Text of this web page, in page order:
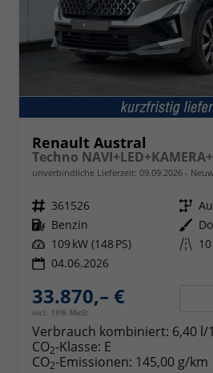
Renault Austral
unverbindliche Lieferzeit: 09.09.2026
Fahrzeugnr. 361526 Getriebe
Kraftstoff Benzin Außenfarbe
Leistung 109 kW (148 PS) Kilometerstand
04.06.2026
33.870,– €
incl. 19% MwSt.
Verbrauch kombiniert: 6,40 l/
CO2-Klasse: E
CO2-Emissionen: 145,00 g/km